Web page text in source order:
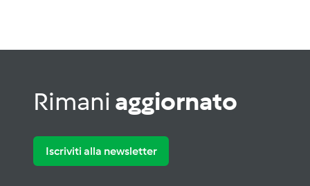
Rimani aggiornato
Iscriviti alla newsletter